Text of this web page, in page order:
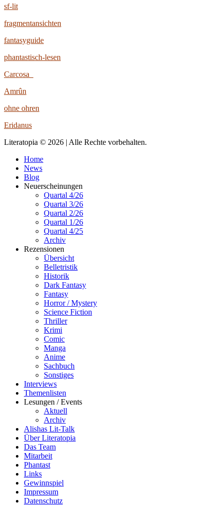
sf-lit
fragmentansichten
fantasyguide
phantastisch-lesen
Carcosa
Amrûn
ohne ohren
Eridanus
Literatopia © 2026 | Alle Rechte vorbehalten.
Home
News
Blog
Neuerscheinungen
Quartal 4/26
Quartal 3/26
Quartal 2/26
Quartal 1/26
Quartal 4/25
Archiv
Rezensionen
Übersicht
Belletristik
Historik
Dark Fantasy
Fantasy
Horror / Mystery
Science Fiction
Thriller
Krimi
Comic
Manga
Anime
Sachbuch
Sonstiges
Interviews
Themenlisten
Lesungen / Events
Aktuell
Archiv
Alishas Lit-Talk
Über Literatopia
Das Team
Mitarbeit
Phantast
Links
Gewinnspiel
Impressum
Datenschutz